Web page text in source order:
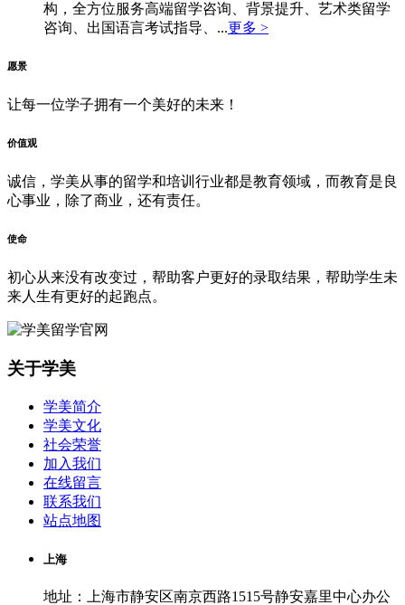
构，全方位服务高端留学咨询、背景提升、艺术类留学
咨询、出国语言考试指导、...更多 >
愿景
让每一位学子拥有一个美好的未来！
价值观
诚信，学美从事的留学和培训行业都是教育领域，而教育是良
心事业，除了商业，还有责任。
使命
初心从来没有改变过，帮助客户更好的录取结果，帮助学生未
来人生有更好的起跑点。
关于学美
学美简介
学美文化
社会荣誉
加入我们
在线留言
联系我们
站点地图
上海
地址：上海市静安区南京西路1515号静安嘉里中心办公